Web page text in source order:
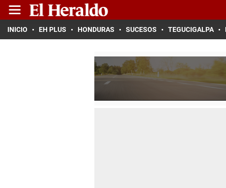
INICIO EH PLUS HONDURAS SUCESOS TEGUCIGALPA